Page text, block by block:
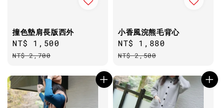
撞色墊肩長版西外
Sale
price
NT$ 1,500
NT$ 2,700
小香風浣熊毛背心
Sale
price
NT$ 1,880
NT$ 2,500